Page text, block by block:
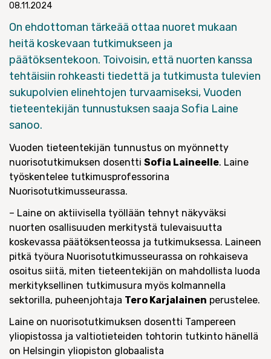
08.11.2024
On ehdottoman tärkeää ottaa nuoret mukaan
heitä koskevaan tutkimukseen ja
päätöksentekoon. Toivoisin, että nuorten kanssa
tehtäisiin rohkeasti tiedettä ja tutkimusta tulevien
sukupolvien elinehtojen turvaamiseksi, Vuoden
tieteentekijän tunnustuksen saaja Sofia Laine
sanoo.
Vuoden tieteentekijän tunnustus on myönnetty
nuorisotutkimuksen dosentti Sofia Laineelle. Laine
työskentelee tutkimusprofessorina
Nuorisotutkimusseurassa.
– Laine on aktiivisella työllään tehnyt näkyväksi
nuorten osallisuuden merkitystä tulevaisuutta
koskevassa päätöksenteossa ja tutkimuksessa. Laineen
pitkä työura Nuorisotutkimusseurassa on rohkaiseva
osoitus siitä, miten tieteentekijän on mahdollista luoda
merkityksellinen tutkimusura myös kolmannella
sektorilla, puheenjohtaja Tero Karjalainen perustelee.
Laine on nuorisotutkimuksen dosentti Tampereen
yliopistossa ja valtiotieteiden tohtorin tutkinto hänellä
on Helsingin yliopiston globaalista